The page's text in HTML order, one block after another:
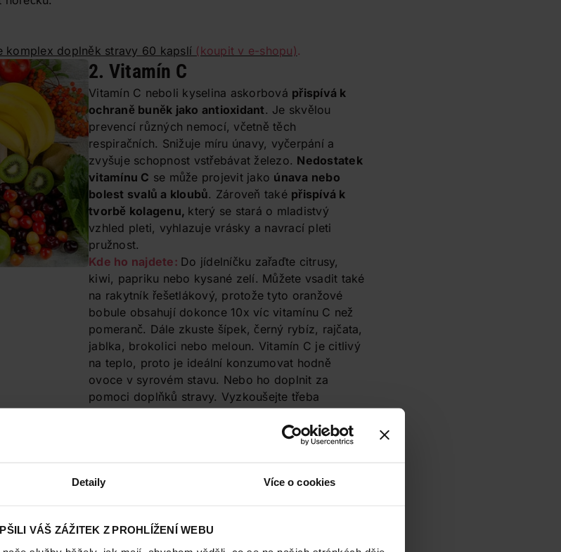
Detaily Více o cookies
VÁŠ ZÁŽITEK Z PROHLÍŽENÍ WEBU
komplex doplněk stravy 60 kapslí (koupit v e-shopu).
2. Vitamín C
Vitamín C neboli kyselina askorbová přispívá k
ochraně buněk jako antioxidant. Je skvělou
prevencí různých nemocí, včetně těch
respiračních. Snižuje míru únavy, vyčerpání a
zvyšuje schopnost vstřebávat železo. Nedostatek
vitamínu C se může projevit jako únava nebo
bolest svalů a kloubů. Zároveň také přispívá k
tvorbě kolagenu, který se stará o mladistvý
vzhled pleti, vyhlazuje vrásky a navrací pleti
pružnost.
Kde ho najdete: Do jídelníčku zařaďte citrusy,
kiwi, papriku nebo kysané zelí. Můžete vsadit také
na rakytník řešetlákový, protože tyto oranžové
bobule obsahují dokonce 10x víc vitamínu C než
pomeranč. Dále zkuste šípek, černý rybíz, rajčata,
jablka, brokolici nebo meloun. Vitamín C je citlivý
na teplo, proto je ideální konzumovat hodně
ovoce v syrovém stavu. Nebo ho doplnit za
pomoci doplňků stravy. Vyzkoušejte třeba
, které obsahují přírodní extrakt
o jednu z nejúčinnějších látek v produktech, která s pletí